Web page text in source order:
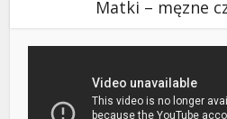
Matki – męzne